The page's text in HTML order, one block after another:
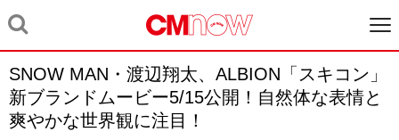
SNOW MAN・渡辺翔太、ALBION「スキコン」
新ブランドムービー5/15公開！自然体な表情と
爽やかな世界観に注目！